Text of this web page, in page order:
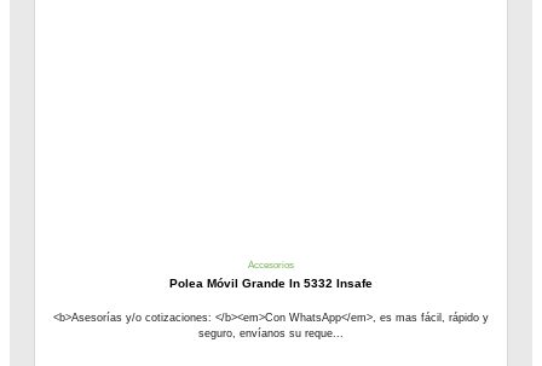
Accesorios
Polea Móvil Grande In 5332 Insafe
<b>Asesorías y/o cotizaciones: </b><em>Con WhatsApp</em>, es mas fácil, rápido y
seguro, envíanos su reque...